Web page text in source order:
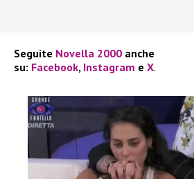
Seguite Novella 2000 anche
su: Facebook, Instagram e X.